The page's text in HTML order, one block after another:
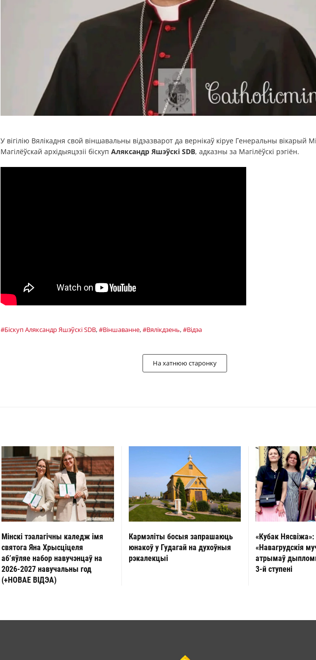
У вігілію Вялікадня свой віншавальны відэазварот да вернікаў кіруе Генеральны вікарый
Магілёўскай архідыяцэзіі біскуп Аляксандр Яшэўскі SDB, адказны за Магілёўскі рэгіён.
#Біскуп Аляксандр Яшэўскі SDB,#Віншаванне,#Вялікдзень,#Відэа
На хатнюю старонку
Мінскі тэалагічны каледж імя
святога Яна Хрысціцеля
аб’яўляе набор навучэнцаў на
2026-2027 навучальны год
(+НОВАЕ ВІДЭА)
Кармэліты босыя запрашаюць
юнакоў у Гудагай на духоўныя
рэкалекцыі
«Кубак
«Навагрудскія
атрымаў
3-й ступені